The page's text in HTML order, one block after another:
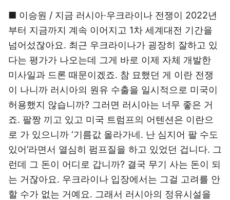
■ 이승원 / 지금 러시아·우크라이나 전쟁이 2022년
부터 지금까지 계속 이어지고 1차 세계대전 기간을
넘어섰잖아요. 최근 우크라이나가 굉장히 잘하고 있
다는 평가가 나오는데 그게 바로 이제 자체 개발한
미사일과 드론 때문이겠죠. 참 묘했던 게 이란 전쟁
이 나니까 러시아의 원유 수출을 일시적으로 미국이
허용했지 않습니까? 그러면 러시아는 너무 좋은 거
죠. 팔짱 끼고 있고 미국 트럼프의 어텐션은 이란으
로 가 있으니까 ‘기름값 올라가네. 난 심지어 팔 수도
있어’라면서 열심히 펌프질을 하고 있었던 겁니다. 그
런데 그 돈이 어디로 갑니까? 결국 무기 사는 돈이 되
는 거잖아요. 우크라이나 입장에서는 그걸 고려를 안
할 수가 없는 거예요. 그래서 러시아의 정유시설을